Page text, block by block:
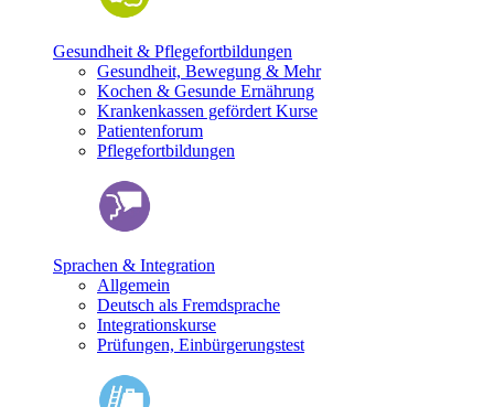
Gesundheit & Pflegefortbildungen
Gesundheit, Bewegung & Mehr
Kochen & Gesunde Ernährung
Krankenkassen gefördert Kurse
Patientenforum
Pflegefortbildungen
Sprachen & Integration
Allgemein
Deutsch als Fremdsprache
Integrationskurse
Prüfungen, Einbürgerungstest